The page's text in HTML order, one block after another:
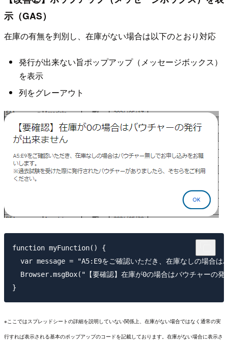
示（GAS）
在庫の有無を判別し、在庫がない場合は以下のとおり対応
発行が出来ない旨ポップアップ（メッセージボックス）
を表示
列をグレーアウト
function myFunction() {
var message = "A5:E9をご確認いただき、在庫なしの場合は
Browser.msgBox("【要確認】在庫が0の場合はバウチャーの
※ここではスプレッドシートの詳細を説明していない関係上、在庫がない場合ではなく通常の実
行すれば表示される基本のポップアップのコードを記載しております。在庫がない場合に表示さ